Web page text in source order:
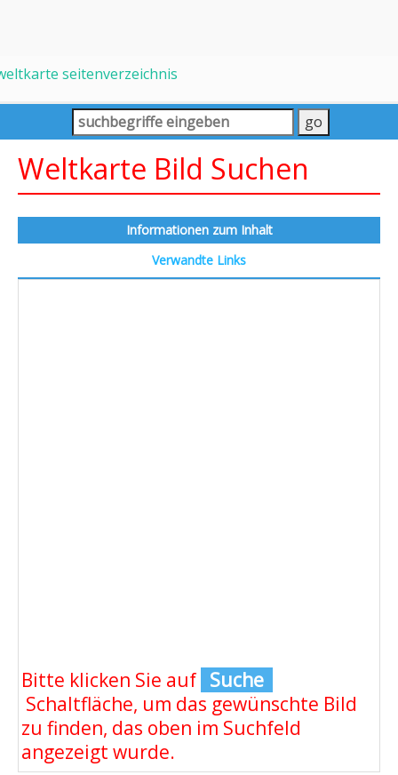
seitenverzeichnis
Weltkarte Bild Suchen
Informationen zum Inhalt
Verwandte Links
Bitte klicken Sie auf Suche
Schaltfläche, um das gewünschte Bild
zu finden, das oben im Suchfeld
angezeigt wurde.